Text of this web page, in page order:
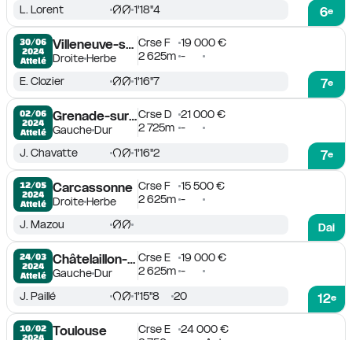
6e
L. Lorent 1'18''4
30/06
2024
Attelé
Villeneuve-sur-Lot
DroiteHerbe
Crse F
19 000 €
2 625m -
7e
E. Clozier 1'16''7
02/06
2024
Attelé
Grenade-sur-Garonne
GaucheDur
Crse D
21 000 €
2 725m -
7e
J. Chavatte 1'16''2
12/05
2024
Attelé
Carcassonne
DroiteHerbe
Crse F
15 500 €
2 625m -
Dai
J. Mazou
24/03
2024
Attelé
Châtelaillon-La Rochelle
GaucheDur
Crse E
19 000 €
2 625m -
12e
J. Paillé 1'15''8 20
10/02
2024
Toulouse Crse E
24 000 €